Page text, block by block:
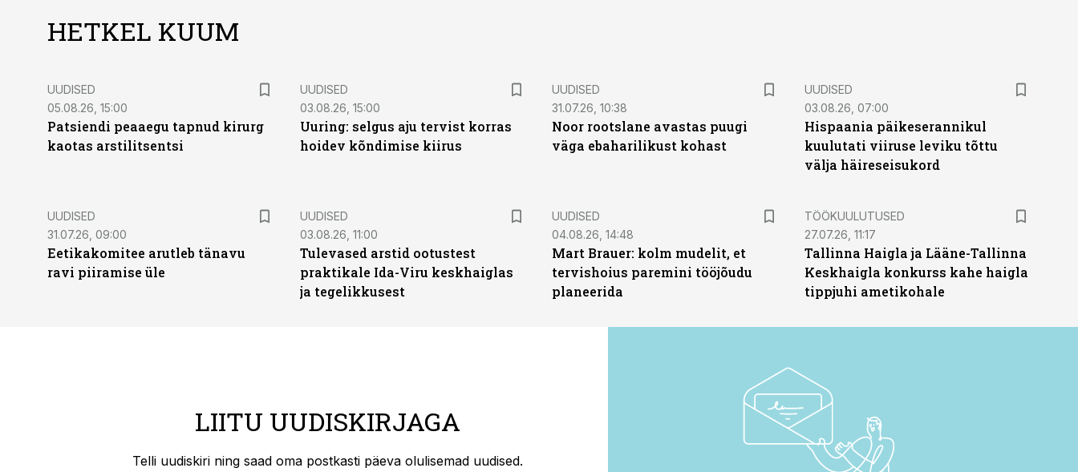
HETKEL KUUM
UUDISED
05.08.26, 15:00
Patsiendi peaaegu tapnud kirurg
kaotas arstilitsentsi
UUDISED
03.08.26, 15:00
Uuring: selgus aju tervist korras
hoidev kõndimise kiirus
UUDISED
31.07.26, 10:38
Noor rootslane avastas puugi
väga ebaharilikust kohast
UUDISED
03.08.26, 07:00
Hispaania päikeserannikul
kuulutati viiruse leviku tõttu
välja häireseisukord
UUDISED
31.07.26, 09:00
Eetikakomitee arutleb tänavu
ravi piiramise üle
UUDISED
03.08.26, 11:00
Tulevased arstid ootustest
praktikale Ida-Viru keskhaiglas
ja tegelikkusest
UUDISED
04.08.26, 14:48
Mart Brauer: kolm mudelit, et
tervishoius paremini tööjõudu
planeerida
ST
TÖÖKUULUTUSED
27.07.26, 11:17
Tallinna Haigla ja Lääne-Tallinna
Keskhaigla konkurss kahe haigla
tippjuhi ametikohale
LIITU UUDISKIRJAGA
Telli uudiskiri ning saad oma postkasti päeva olulisemad uudised.